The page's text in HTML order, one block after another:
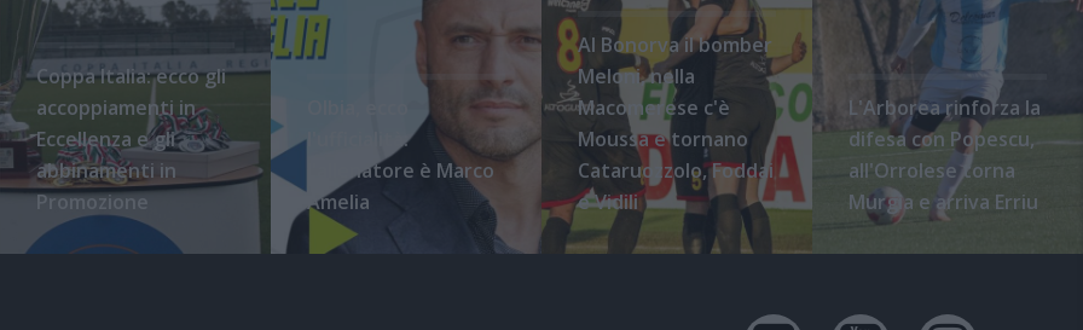
Coppa Italia: ecco gli
accoppiamenti in
Eccellenza e gli
abbinamenti in
Promozione
l'ufficialità:
l'allenatore è Marco
Amelia
Al Bonorva il bomber
Meloni, nella
Macomerese c'è
Moussa e tornano
Cataruozzolo, Foddai
e Vidili
L'Arborea rinforza la
difesa con Popescu,
all'Orrolese torna
Murgia e arriva Erriu